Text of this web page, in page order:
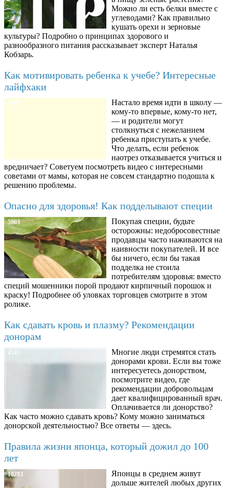
Можно ли есть белки вместе с
углеводами? Как правильно
кушать орехи и зерновые
культуры? Подробно о принципах здорового и
разнообразного питания рассказывает эксперт Наталья
Кобзарь.
Как мотивировать ребенка к учебе? Интересные
лайфхаки
8780
Настало время идти в школу —
кому-то впервые, кому-то нет,
— и родители могут
столкнуться с нежеланием
ребенка приступать к учебе.
Что делать, если ребенок
наотрез отказывается учиться и
вредничает? Советуем посмотреть видео с интересными
советами от мамы, которая не совсем стандартно подошла к
решению проблемы.
Опасно для здоровья! Как подделывают специи
5903
Покупая специи, будьте
осторожны: недобросовестные
продавцы часто наживаются на
наивности покупателей. И все
бы ничего, если бы такая
подделка не стоила
потребителям здоровья: вместо
специй мошенники порой продают кирпичный порошок и
краску! Подробнее об уловках торговцев смотрите в этом
ролике.
Как сдавать кровь и плазму? Рекомендации
донорам
4143
Многие люди стремятся стать
донорами крови. Если вы тоже
интересуетесь донорством,
посмотрите видео, где
рекомендации добровольцам
дает квалифицированный врач.
Оплачивается ли донорство?
Как часто можно сдавать кровь? Кому можно заниматься
донорской деятельностью? Все ответы — здесь.
Правила жизни японца, который дожил до 100
лет
10283
Японцы в среднем живут
дольше жителей любых других